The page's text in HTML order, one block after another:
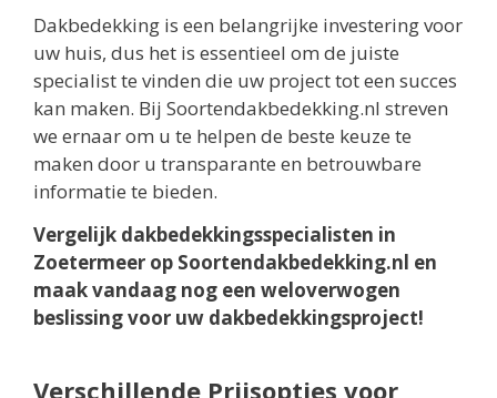
Dakbedekking is een belangrijke investering voor
uw huis, dus het is essentieel om de juiste
specialist te vinden die uw project tot een succes
kan maken. Bij Soortendakbedekking.nl streven
we ernaar om u te helpen de beste keuze te
maken door u transparante en betrouwbare
informatie te bieden.
Vergelijk dakbedekkingsspecialisten in
Zoetermeer op Soortendakbedekking.nl en
maak vandaag nog een weloverwogen
beslissing voor uw dakbedekkingsproject!
Verschillende Prijsopties voor